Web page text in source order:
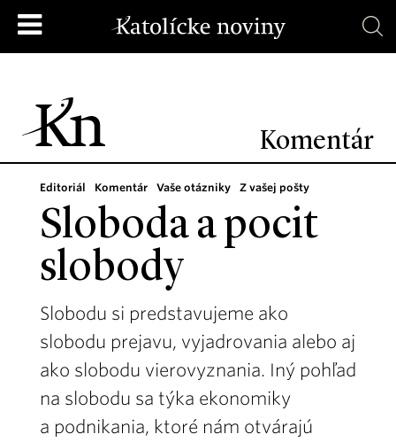
Komentár
Editoriál Komentár Vaše otázniky Z vašej pošty
Sloboda a pocit
slobody
Slobodu si predstavujeme ako
slobodu prejavu, vyjadrovania alebo aj
ako slobodu vierovyznania. Iný pohľad
na slobodu sa týka ekonomiky
a podnikania, ktoré nám otvárajú